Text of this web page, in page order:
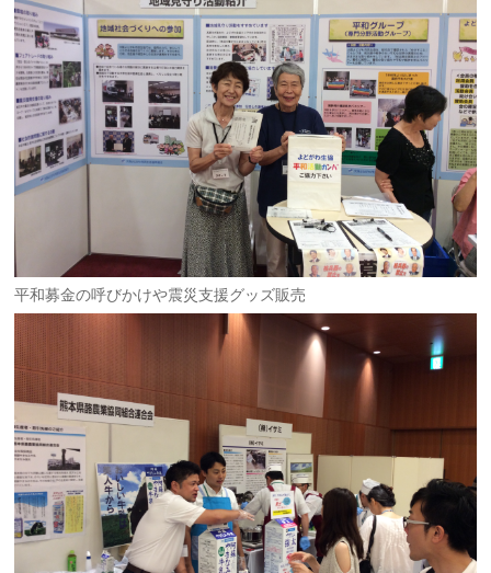
平和募金の呼びかけや震災支援グッズ販売